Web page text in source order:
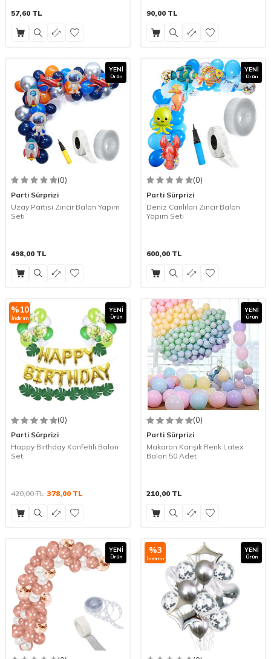
57,60 TL 90,00 TL
YENI
Ürün
(0)
Parti Sürprizi
Uzay Partisi Zincir Balon Yapım
Seti
498,00 TL
YENI
Ürün
(0)
Parti Sürprizi
Deniz Canlıları Zincir Balon
Yapım Seti
600,00 TL
%10
İndirim
YENI
Ürün
(0)
Parti Sürprizi
Happy Birthday Konfetili Balon
Set
420,00TL 378,00TL
YENI
Ürün
(0)
Parti Sürprizi
Makaron Karışık Renk Latex
Balon 50 Adet
210,00 TL
YENI
Ürün
%3
İndirim
YENI
Ürün